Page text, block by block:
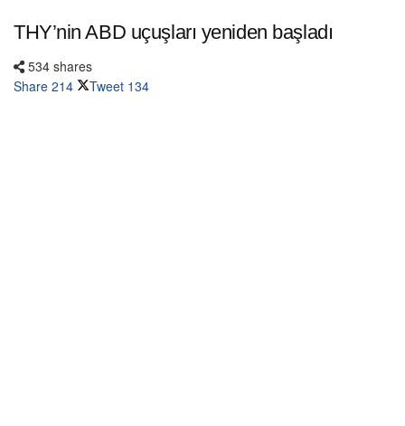
THY’nin ABD uçuşları yeniden başladı
534 shares
Share 214 Tweet 134